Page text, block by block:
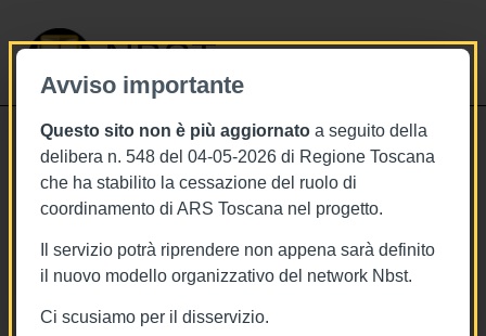
Avviso importante
Questo sito non è più aggiornato a seguito della
delibera n. 548 del 04-05-2026 di Regione Toscana
che ha stabilito la cessazione del ruolo di
coordinamento di ARS Toscana nel progetto.
Il servizio potrà riprendere non appena sarà definito
il nuovo modello organizzativo del network Nbst.
Ci scusiamo per il disservizio.
NBST
4/11/2019
Delibera n. 1338 del 4 novembre
2019